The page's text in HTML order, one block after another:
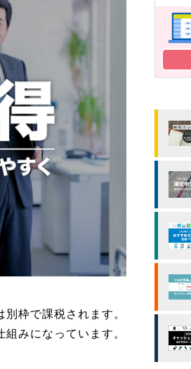
枠で課税されます。
みになっています。